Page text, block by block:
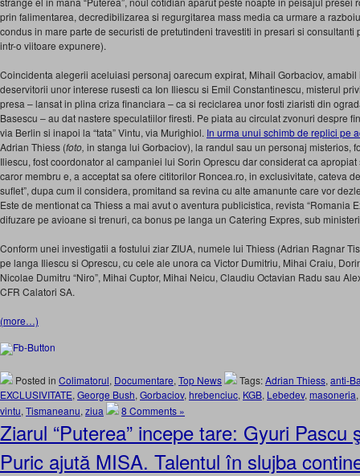
prin falimentarea, decredibilizarea si regurgitarea mass media ca urmare a
condus in mare parte de securisti de pretutindeni travestiti in presari si consultanti
intr-o viitoare expunere).
Coincidenta alegerii aceluiasi personaj oarecum expirat, Mihail Gorbaciov, amabil
deservitorii unor interese rusesti ca Ion Iliescu si Emil Constantinescu, misterul
presa – lansat in plina criza financiara – ca si reciclarea unor fosti ziaristi din
Basescu – au dat nastere speculatiilor firesti. Pe piata au circulat zvonuri despre
via Berlin si inapoi la “tata” Vintu, via Murighiol. In urma unui schimb de replici pe
Adrian Thiess (foto, in stanga lui Gorbaciov), la randul sau un personaj misterios,
Iliescu, fost coordonator al campaniei lui Sorin Oprescu dar considerat ca
caror membru e, a acceptat sa ofere cititorilor Roncea.ro, in exclusivitate, cateva
suflet”, dupa cum il considera, promitand sa revina cu alte amanunte care vor
Este de mentionat ca Thiess a mai avut o aventura publicistica, revista “Romania
difuzare pe avioane si trenuri, ca bonus pe langa un Catering Expres, sub
Conform unei investigatii a fostului ziar ZIUA, numele lui Thiess (Adrian Ragnar
pe langa Iliescu si Oprescu, cu cele ale unora ca Victor Dumitriu, Mihai Craiu,
Nicolae Dumitru “Niro”, Mihai Cuptor, Mihai Neicu, Claudiu Octavian Radu sau
CFR Calatori SA.
(more…)
Posted in Colimatorul, Documentare, Top News Tags:Adrian Thiess, anti-
EXCLUSIVITATE, George Bush, Gorbaciov, hrebenciuc, KGB, Lebedev, masoneria,
vintu, Tismaneanu, ziua 8 Comments »
Ziarul “Puterea” incepe tare: Gyuri Pascu
Puric ajută MISA. Talentul în slujba